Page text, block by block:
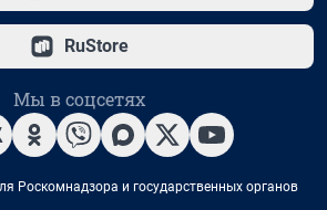
RuStore
Мы в соцсетях
Роскомнадзора и государственных органов